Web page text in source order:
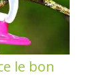
le bon